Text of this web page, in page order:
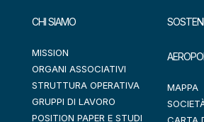
CHI SIAMO
MISSION
ORGANI ASSOCIATIVI
STRUTTURA OPERATIVA
GRUPPI DI LAVORO
POSITION PAPER E STUDI
MAPPA